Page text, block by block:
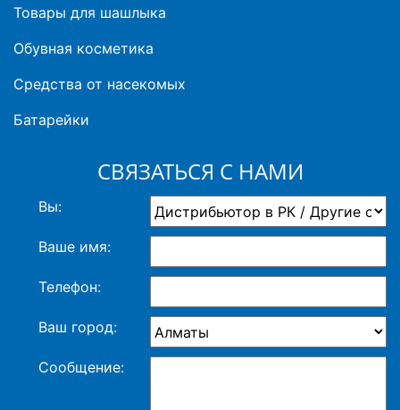
Товары для шашлыка
Обувная косметика
Средства от насекомых
Батарейки
СВЯЗАТЬСЯ С НАМИ
Вы:
Ваше имя:
Телефон:
Ваш город:
Сообщение: